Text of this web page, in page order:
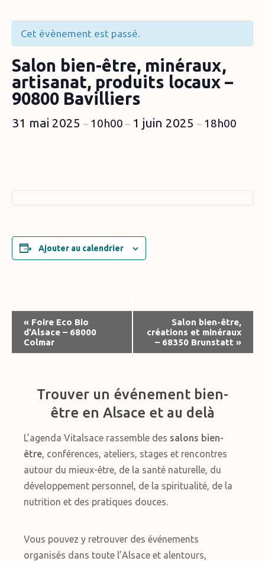
Cet évènement est passé.
Salon bien-être, minéraux,
artisanat, produits locaux –
90800 Bavilliers
31 mai 2025 – 10h00 – 1 juin 2025 – 18h00
Ajouter au calendrier
Navigation
Évènement
« Foire Eco Bio
d’Alsace – 68000
Colmar
Salon bien-être,
créations et minéraux
– 68350 Brunstatt »
Trouver un événement bien-
être en Alsace et au delà
L’agenda Vitalsace rassemble des salons bien-
être, conférences, ateliers, stages et rencontres
autour du mieux-être, de la santé naturelle, du
développement personnel, de la spiritualité, de la
nutrition et des pratiques douces.
Vous pouvez y retrouver des événements
organisés dans toute l’Alsace et alentours,